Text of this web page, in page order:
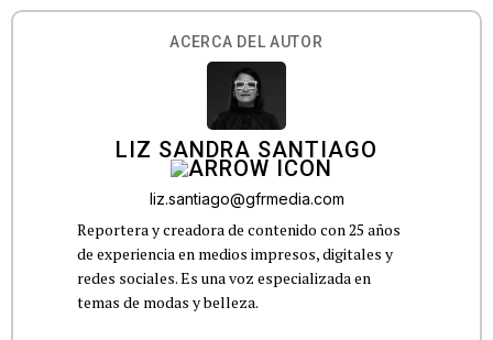
ACERCA DEL AUTOR
LIZ SANDRA SANTIAGO
liz.santiago@gfrmedia.com
Reportera y creadora de contenido con 25 años
de experiencia en medios impresos, digitales y
redes sociales. Es una voz especializada en
temas de modas y belleza.